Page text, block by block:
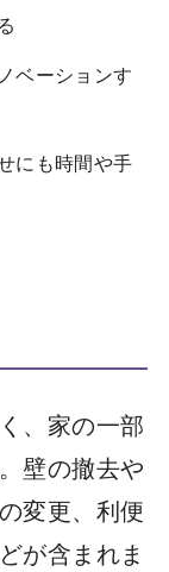
ベーションす
にも時間や手
、家の一部
壁の撤去や
変更、利便
が含まれま